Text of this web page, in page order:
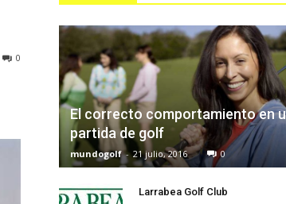
0
El correcto comportamiento en
partida de golf
mundogolf - 21 julio, 2016 0
Larrabea Golf Club